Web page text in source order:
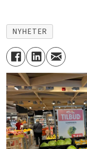
NYHETER